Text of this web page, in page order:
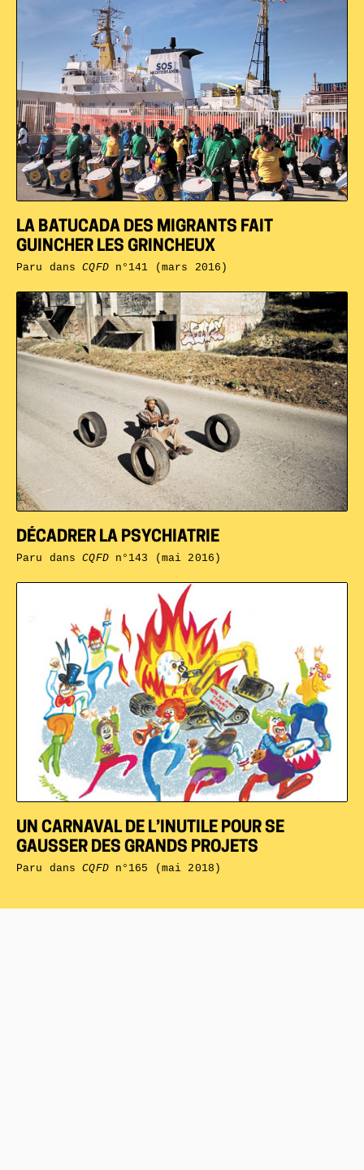
UN CARNAVAL DE L’INUTILE POUR SE
GAUSSER DES GRANDS PROJETS
Paru dansCQFDn°165 (mai 2018)
DÉCADRER LA PSYCHIATRIE
Paru dansCQFDn°143 (mai 2016)
LA BATUCADA DES MIGRANTS FAIT
GUINCHER LES GRINCHEUX
Paru dansCQFDn°141 (mars 2016)